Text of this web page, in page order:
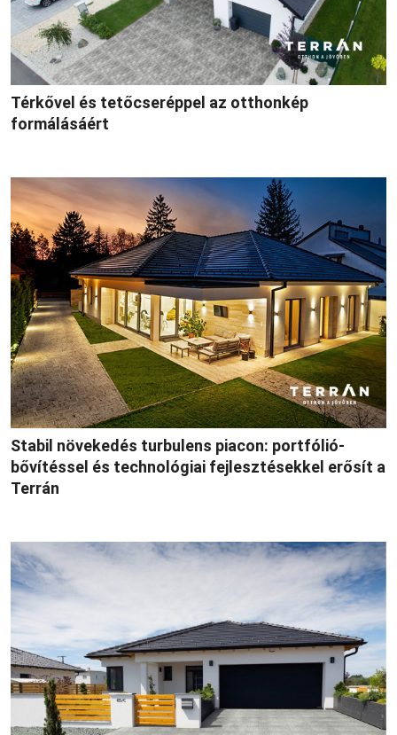
Térkővel és tetőcseréppel az otthonkép
formálásáért
Stabil növekedés turbulens piacon: portfólió-
bővítéssel és technológiai fejlesztésekkel erősít a
Terrán